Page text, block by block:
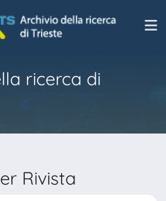
ricerca di
Rivista